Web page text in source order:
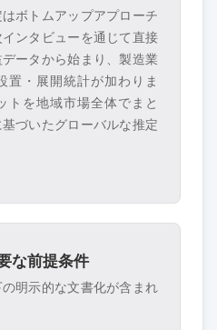
ボトムアップアプローチ
ンタビューを通じて直接
ータから始まり、製造業
置・展開統計が加わりま
トを地域市場全体でまと
づいたグローバルな推定
な前提条件
明示的な文書化が含まれ